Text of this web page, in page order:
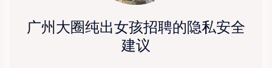
广州大圈纯出女孩招聘的隐私安全
建议